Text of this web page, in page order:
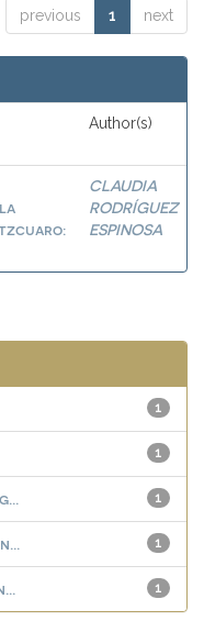
previous 1 next
Author(s)
CLAUDIA
RODRÍGUEZ
ESPINOSA
1
1
1
1
1